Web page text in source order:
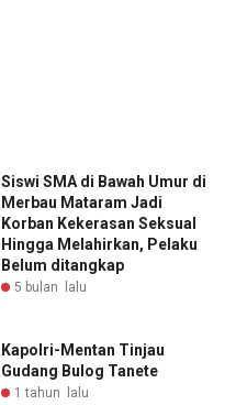
Siswi SMA di Bawah Umur di
Merbau Mataram Jadi
Korban Kekerasan Seksual
Hingga Melahirkan, Pelaku
Belum ditangkap
5 bulan lalu
‎Kapolri-Mentan Tinjau
Gudang Bulog Tanete
1 tahun lalu